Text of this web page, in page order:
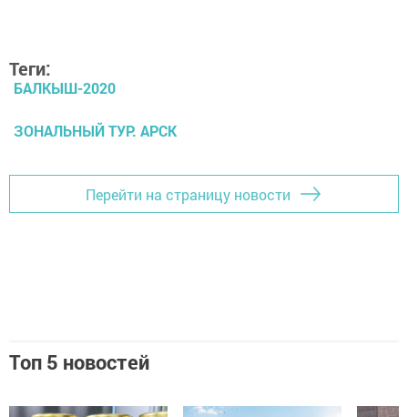
Теги:
БАЛКЫШ-2020
ЗОНАЛЬНЫЙ ТУР. АРСК
Перейти на страницу новости
Топ 5 новостей